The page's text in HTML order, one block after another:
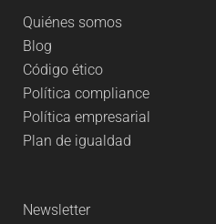
Quiénes somos
Blog
Código ético
Política compliance
Política empresarial
Plan de igualdad
Newsletter